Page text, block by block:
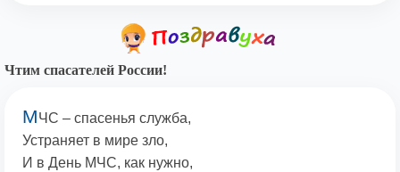
Чтим спасателей России!
МЧС – спасенья служба,
Устраняет в мире зло,
И в День МЧС, как нужно,